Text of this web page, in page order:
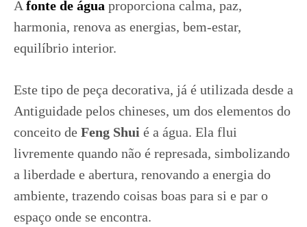
A fonte de água proporciona calma, paz,
harmonia, renova as energias, bem-estar,
equilíbrio interior.
Este tipo de peça decorativa, já é utilizada desde a
Antiguidade pelos chineses, um dos elementos do
conceito de Feng Shui é a água. Ela flui
livremente quando não é represada, simbolizando
a liberdade e abertura, renovando a energia do
ambiente, trazendo coisas boas para si e par o
espaço onde se encontra.